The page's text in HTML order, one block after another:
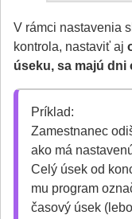
V rámci nastavenia
kontrola, nastaviť aj
úseku, sa majú
Príklad:
Zamestnanec
ako má
Celý úsek od
mu program
časový úsek